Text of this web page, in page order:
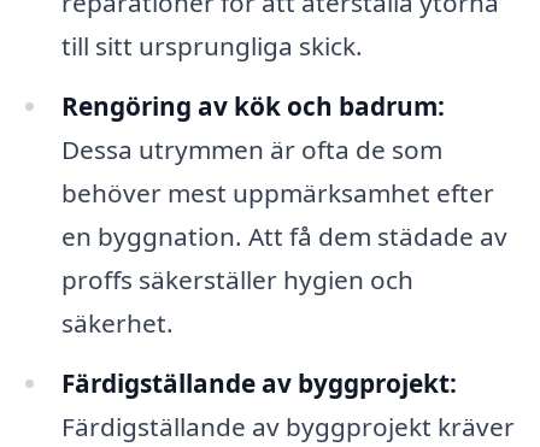
till sitt ursprungliga skick.
Rengöring av kök och badrum:
Dessa utrymmen är ofta de som
behöver mest uppmärksamhet efter
en byggnation. Att få dem städade av
proffs säkerställer hygien och
säkerhet.
Färdigställande av byggprojekt:
Färdigställande av byggprojekt kräver